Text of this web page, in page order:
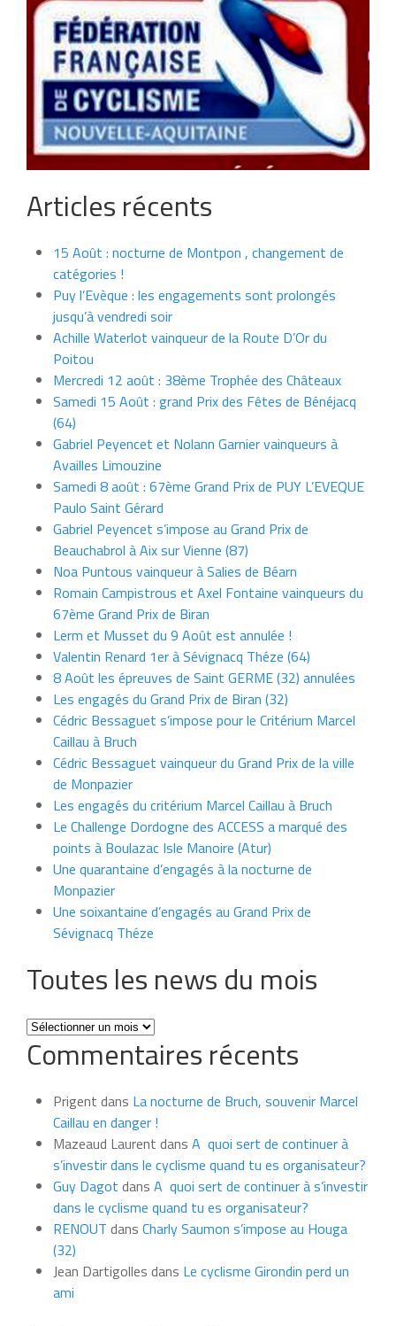
Articles récents
15 Août : nocturne de Montpon , changement de
catégories !
Puy l’Evèque : les engagements sont prolongés
jusqu’à vendredi soir
Achille Waterlot vainqueur de la Route D’Or du
Poitou
Mercredi 12 août : 38ème Trophée des Châteaux
Samedi 15 Août : grand Prix des Fêtes de Bénéjacq
(64)
Gabriel Peyencet et Nolann Garnier vainqueurs à
Availles Limouzine
Samedi 8 août : 67ème Grand Prix de PUY L’EVEQUE
Paulo Saint Gérard
Gabriel Peyencet s’impose au Grand Prix de
Beauchabrol à Aix sur Vienne (87)
Noa Puntous vainqueur à Salies de Béarn
Romain Campistrous et Axel Fontaine vainqueurs du
67ème Grand Prix de Biran
Lerm et Musset du 9 Août est annulée !
Valentin Renard 1er à Sévignacq Théze (64)
8 Août les épreuves de Saint GERME (32) annulées
Les engagés du Grand Prix de Biran (32)
Cédric Bessaguet s’impose pour le Critérium Marcel
Caillau à Bruch
Cédric Bessaguet vainqueur du Grand Prix de la ville
de Monpazier
Les engagés du critérium Marcel Caillau à Bruch
Le Challenge Dordogne des ACCESS a marqué des
points à Boulazac Isle Manoire (Atur)
Une quarantaine d’engagés à la nocturne de
Monpazier
Une soixantaine d’engagés au Grand Prix de
Sévignacq Théze
Toutes les news du mois
Toutes
les
news
mois
Commentaires récents
Prigent dans La nocturne de Bruch, souvenir Marcel
Caillau en danger !
Mazeaud Laurent dans A quoi sert de continuer à
s’investir dans le cyclisme quand tu es organisateur?
Guy Dagot dans A quoi sert de continuer à s’investir
dans le cyclisme quand tu es organisateur?
RENOUT dans Charly Saumon s’impose au Houga
(32)
Jean Dartigolles dans Le cyclisme Girondin perd un
ami